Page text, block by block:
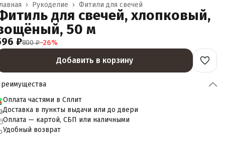
Фитили для свечей
Рукоделие ›
›
для свечей, хлопковый,
50 м
₽800 ₽−26%
Добавить в корзину
Оплата частями в Сплит
Доставка в пункты выдачи или до двери
Оплата — картой, СБП или наличными
Удобный возврат